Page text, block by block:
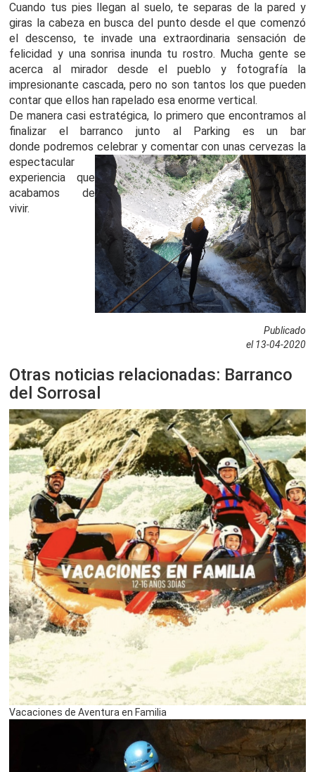
Cuando tus pies llegan al suelo, te separas de la pared y
giras la cabeza en busca del punto desde el que comenzó
el descenso, te invade una extraordinaria sensación de
felicidad y una sonrisa inunda tu rostro. Mucha gente se
acerca al mirador desde el pueblo y fotografía la
impresionante cascada, pero no son tantos los que pueden
contar que ellos han rapelado esa enorme vertical.
De manera casi estratégica, lo primero que encontramos al
finalizar el barranco junto al Parking es un bar
dondepodremos celebrar y comentar con unas cervezas la
espectacular
experiencia que
acabamos de
vivir.
Publicado
el 13-04-2020
Otras noticias relacionadas: Barranco
del Sorrosal
Vacaciones de Aventura en Familia